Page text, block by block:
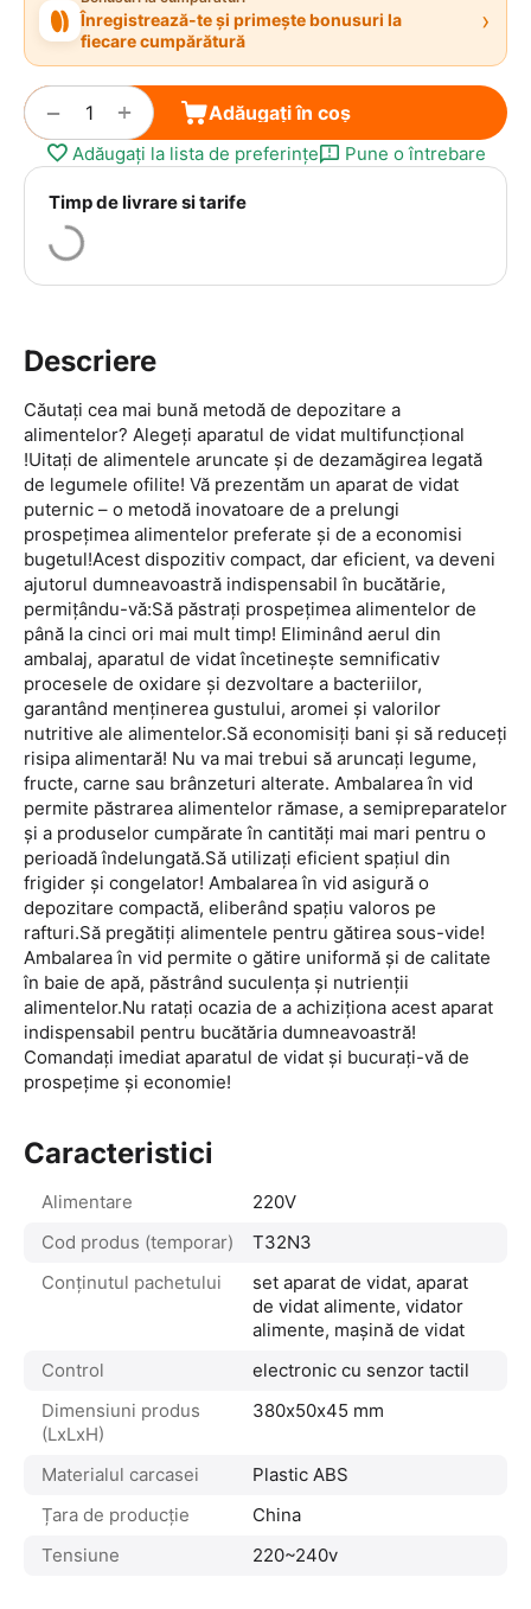
Înregistrează-te și primește bonusuri la
fiecare cumpărătură
›
+
− Adăugați în coș
Adăugați la lista de preferințe Pune o întrebare
Timp de livrare si tarife
Descriere
Căutați cea mai bună metodă de depozitare a
alimentelor? Alegeți aparatul de vidat multifuncțional
!Uitați de alimentele aruncate și de dezamăgirea legată
de legumele ofilite! Vă prezentăm un aparat de vidat
puternic – o metodă inovatoare de a prelungi
prospețimea alimentelor preferate și de a economisi
bugetul!Acest dispozitiv compact, dar eficient, va deveni
ajutorul dumneavoastră indispensabil în bucătărie,
permițându-vă:Să păstrați prospețimea alimentelor de
până la cinci ori mai mult timp! Eliminând aerul din
ambalaj, aparatul de vidat încetinește semnificativ
procesele de oxidare și dezvoltare a bacteriilor,
garantând menținerea gustului, aromei și valorilor
nutritive ale alimentelor.Să economisiți bani și să reduceți
risipa alimentară! Nu va mai trebui să aruncați legume,
fructe, carne sau brânzeturi alterate. Ambalarea în vid
permite păstrarea alimentelor rămase, a semipreparatelor
și a produselor cumpărate în cantități mai mari pentru o
perioadă îndelungată.Să utilizați eficient spațiul din
frigider și congelator! Ambalarea în vid asigură o
depozitare compactă, eliberând spațiu valoros pe
rafturi.Să pregătiți alimentele pentru gătirea sous-vide!
Ambalarea în vid permite o gătire uniformă și de calitate
în baie de apă, păstrând suculența și nutrienții
alimentelor.Nu ratați ocazia de a achiziționa acest aparat
indispensabil pentru bucătăria dumneavoastră!
Comandați imediat aparatul de vidat și bucurați-vă de
prospețime și economie!
Caracteristici
Alimentare
220V
Cod produs (temporar)
T32N3
Conținutul pachetului
set aparat de vidat, aparat
de vidat alimente, vidator
alimente, mașină de vidat
Control
electronic cu senzor tactil
Dimensiuni produs
(LxLxH)
380х50х45 mm
Materialul carcasei
Plastic ABS
Țara de producție
China
Tensiune
220~240v